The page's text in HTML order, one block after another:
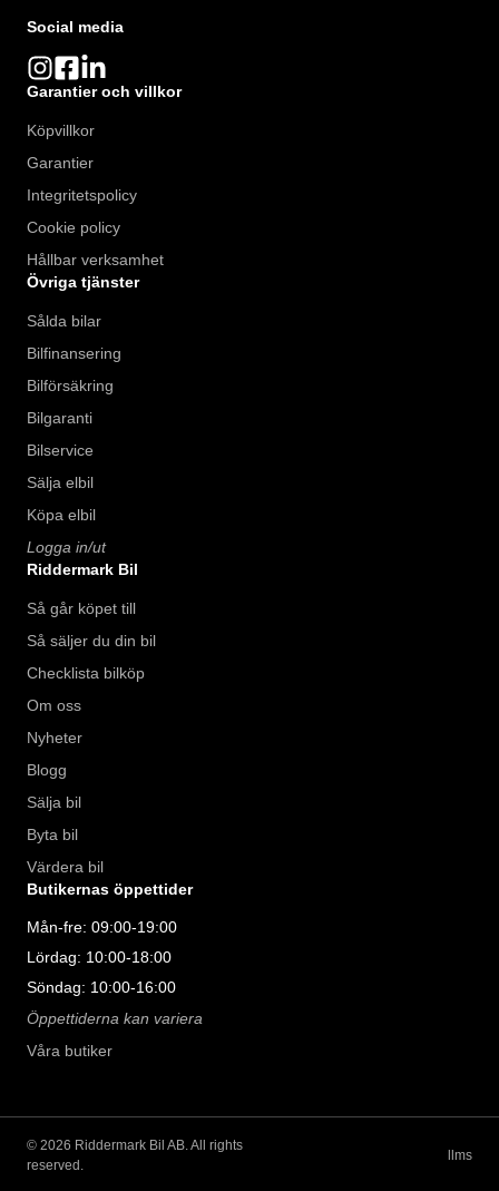
Social media
Garantier och villkor
Köpvillkor
Garantier
Integritetspolicy
Cookie policy
Hållbar verksamhet
Övriga tjänster
Sålda bilar
Bilfinansering
Bilförsäkring
Bilgaranti
Bilservice
Sälja elbil
Köpa elbil
Logga in/ut
Riddermark Bil
Så går köpet till
Så säljer du din bil
Checklista bilköp
Om oss
Nyheter
Blogg
Sälja bil
Byta bil
Värdera bil
Butikernas öppettider
Mån-fre: 09:00-19:00
Lördag: 10:00-18:00
Söndag: 10:00-16:00
Öppettiderna kan variera
Våra butiker
© 2026 Riddermark Bil AB. All rights
reserved.
llms